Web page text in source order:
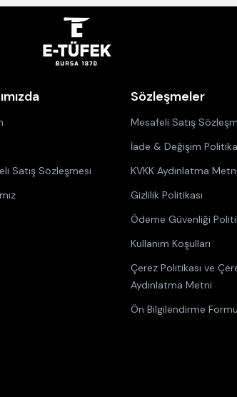
Satış Sözleşmesi
Sözleşmeler
Mesafeli Satış
İade & Değişim
KVKK Aydınlatma Metni
Gizlilik Politikası
Ödeme Güvenliği
Kullanım Koşulları
Çerez Politikası ve
Aydınlatma Metni
Ön Bilgilendirme Formu